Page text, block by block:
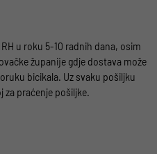
u roku 5-10 radnih dana, osim
županije gdje dostava može
bicikala. Uz svaku pošiljku
za praćenje pošiljke.